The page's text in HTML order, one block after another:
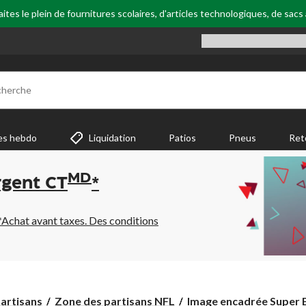
le plein de fournitures scolaires, d'articles technologiques, de
hebdo Liquidation Patios Pneus
CT MD*
avant taxes. Des conditions
Zone des partisans NFL
Image
Image encadrée Super